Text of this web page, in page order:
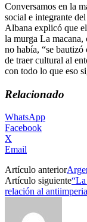
Conversamos en la
social e integrante
Albana explicó que
la murga La macana,
no había, “se
de traer cultural al
con todo lo que eso
Relacionado
WhatsApp
Facebook
X
Email
Artículo anterior
Artículo siguiente
relación al